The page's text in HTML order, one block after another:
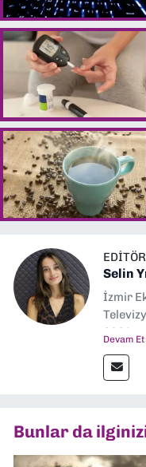
Selin
İzmir
2024
Devam Et
Bunlar da